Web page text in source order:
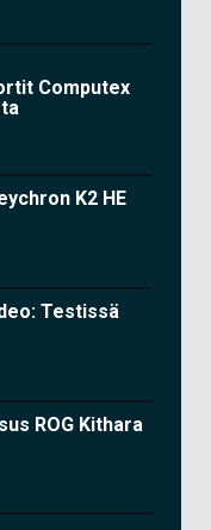
Computex
K2 HE
Testissä
ROG Kithara